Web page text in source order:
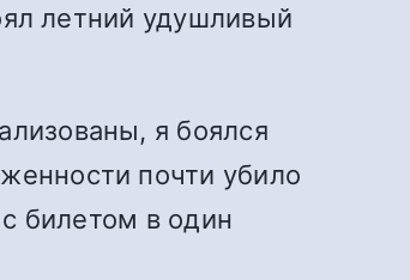
летний удушливый
я боялся
почти убило
билетом в один